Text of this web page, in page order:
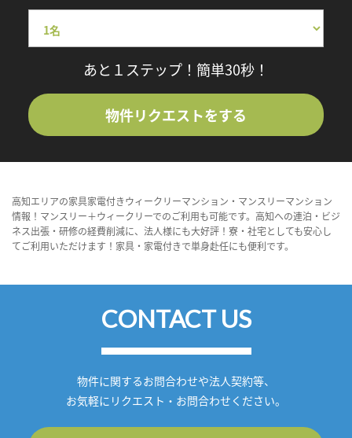
あと１ステップ！簡単30秒！
物件リクエストをする
高知エリアの家具家電付きウィークリーマンション・マンスリーマンション
情報！マンスリー＋ウィークリーでのご利用も可能です。高知への連泊・ビジ
ネス出張・研修の経費削減に、法人様にも大好評！寮・社宅としても安心し
てご利用いただけます！家具・家電付きで単身赴任にも便利です。
CONTACT US
物件に関するお問合わせや法人契約等、
お気軽にリクエスト・お問合わせください。